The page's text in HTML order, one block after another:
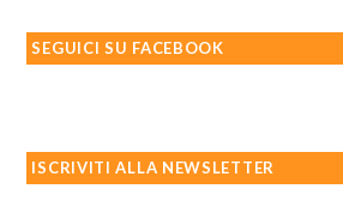
SEGUICI SU FACEBOOK
ISCRIVITI ALLA NEWSLETTER